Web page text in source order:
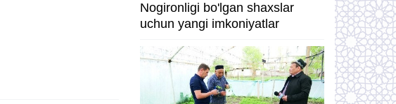
Nogironligi bo'lgan shaxslar
uchun yangi imkoniyatlar